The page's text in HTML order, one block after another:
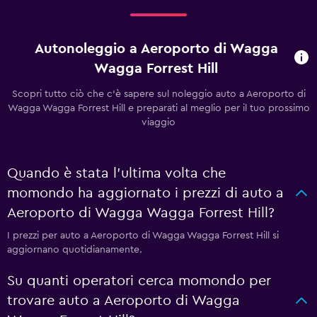
Autonoleggio a Aeroporto di Wagga
Wagga Forrest Hill
Scopri tutto ciò che c'è sapere sul noleggio auto a Aeroporto di
Wagga Wagga Forrest Hill e preparati al meglio per il tuo prossimo
viaggio
Quando è stata l'ultima volta che
momondo ha aggiornato i prezzi di auto a
Aeroporto di Wagga Wagga Forrest Hill?
I prezzi per auto a Aeroporto di Wagga Wagga Forrest Hill si
aggiornano quotidianamente.
Su quanti operatori cerca momondo per
trovare auto a Aeroporto di Wagga